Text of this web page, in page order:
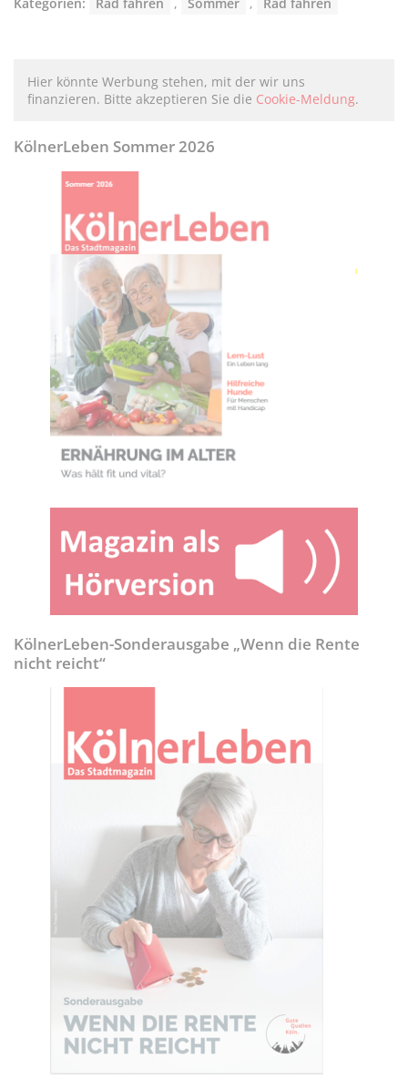
Hier könnte Werbung stehen, mit der wir uns
finanzieren. Bitte akzeptieren Sie die Cookie-Meldung.
KölnerLeben Sommer 2026
KölnerLeben-Sonderausgabe „Wenn die Rente
nicht reicht“